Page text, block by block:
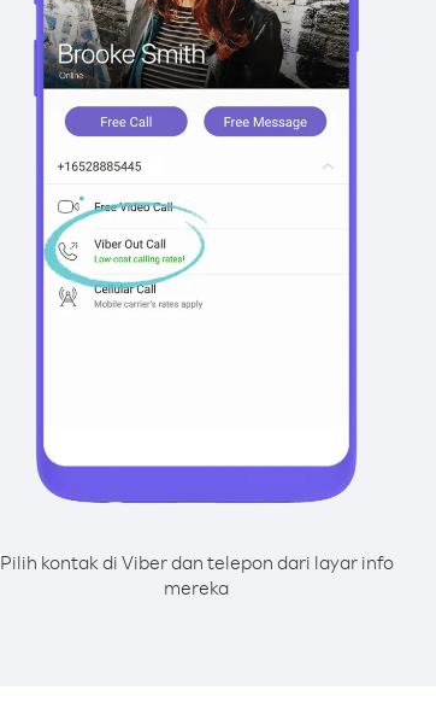
Pilih kontak di Viber dan telepon dari layar info
mereka